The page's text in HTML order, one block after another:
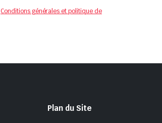
Conditions générales et politique de
Plan du Site